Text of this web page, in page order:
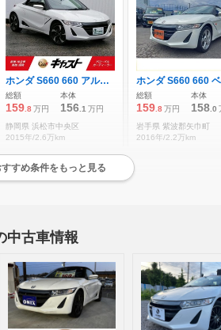
ホンダ S660 660 アルファ 半革 禁煙 ディスプレイオーディオ
総額
159.8 万円
本体
156.1万円
静岡県 浜松市中央区
2015年/2.6万km
総額
159.8 万円
本体
158.0
岩手県 紫波郡矢巾町
2016年/2.2万km
ホンダ S660 660 アルファ ディスプレイオーディオ/シートヒーター 前
総額
281.8 万円
本体
270 .2
万円
総額
289.4 万円
本体
283 .0
すすめ条件をもっと見る
中古車情報